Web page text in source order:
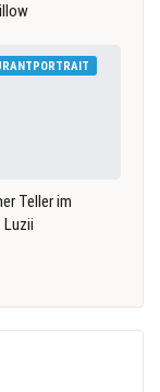
Teller im
Luzii